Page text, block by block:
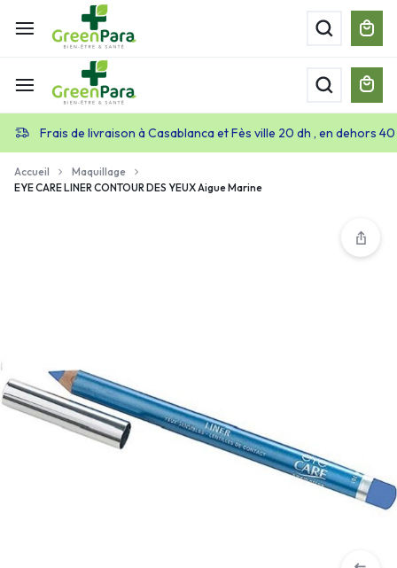
Frais de livraison à Casablanca et Fès ville 20 dh , en dehors
Accueil
Maquillage
EYE CARE LINER CONTOUR DES YEUX Aigue Marine